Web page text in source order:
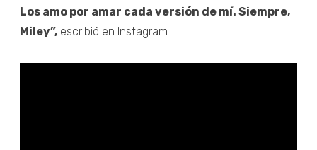
Los amo por amar cada versión de mí. Siempre,
Miley”, escribió en Instagram.